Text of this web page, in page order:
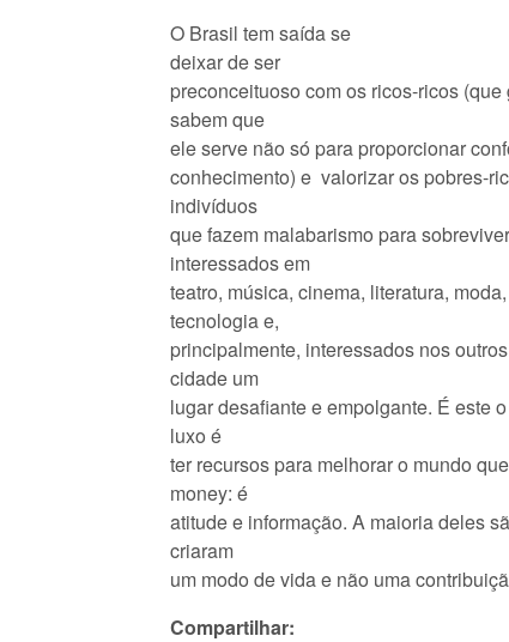
O Brasil tem saída se
deixar de ser
preconceituoso com os ricos-ricos
sabem que
ele serve não só para proporcionar
conhecimento) e valorizar os pobres-
indivíduos
que fazem malabarismo para
interessados em
teatro, música, cinema, literatura,
tecnologia e,
principalmente, interessados nos
cidade um
lugar desafiante e empolgante. É este
luxo é
ter recursos para melhorar o mundo
money: é
atitude e informação. A maioria deles
criaram
um modo de vida e não uma
Compartilhar: